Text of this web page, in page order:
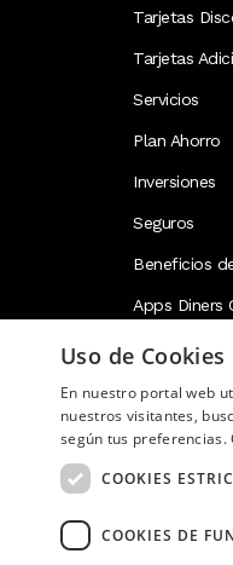
Tarjetas
Tarjetas
Servicios
Plan Ahorro
Inversiones
Seguros
Beneficios
Apps Diners
Image
Copyright ©
Uso de Cookies
En nuestro portal web
nuestros visitantes,
según tus preferencias.
COOKIES
COOKIES DE